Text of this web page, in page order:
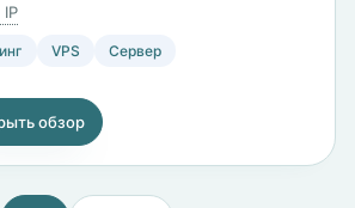
ISPmanager и VestaCP.
VPS Сервер
обзор